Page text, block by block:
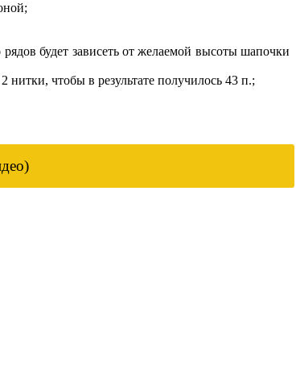
будет зависеть от желаемой высоты шапочки
нитки, чтобы в результате получилось 43 п.;